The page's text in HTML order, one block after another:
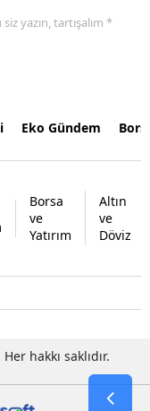
yazın, tartışalım *
Eko Gündem
Borsa
ve
Yatırım
Altın
ve
Döviz
hakkı saklıdır.